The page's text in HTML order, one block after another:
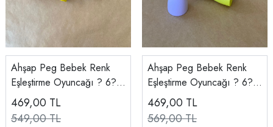
Ahşap Peg Bebek Renk
Eşleştirme Oyuncağı ? 6?lı
Peg Tabla ? Montessori
Duyusal Oyuncak
469,00 TL
549,00 TL
Ahşap Peg Bebek Renk
Eşleştirme Oyuncağı ? 6?lı
Peg Tabla ? Montessori
Duyusal Oyuncak
469,00 TL
569,00 TL